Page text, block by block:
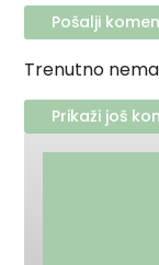
Trenutno
Prikaži još